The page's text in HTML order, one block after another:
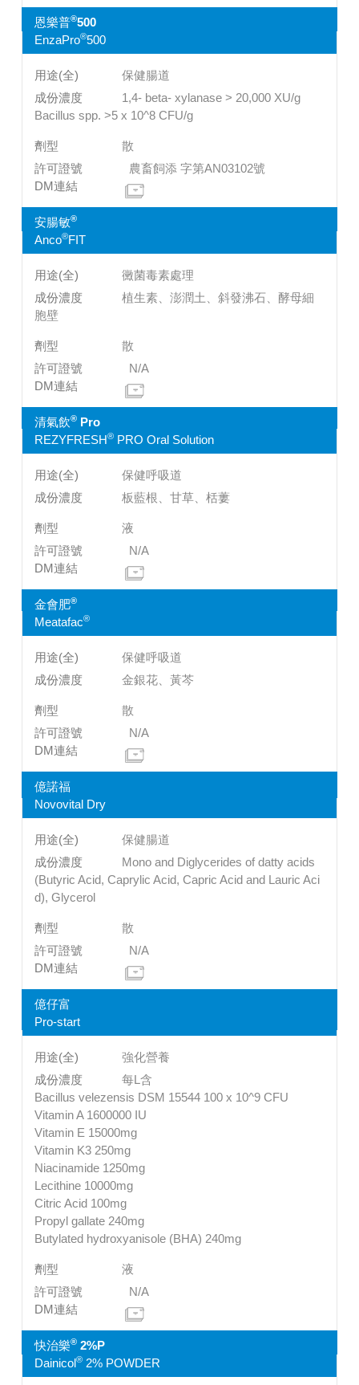
恩樂普®500
EnzaPro®500
保健腸道
1,4- beta- xylanase > 20,000 XU/g
Bacillus spp. >5 x 10^8 CFU/g
散
農畜飼添 字第AN03102號
安腸敏®
Anco®FIT
黴菌毒素處理
植生素、澎潤土、斜發沸石、酵母細
胞壁
散
N/A
清氣飲®Pro
REZYFRESH®PRO Oral Solution
保健呼吸道
板藍根、甘草、栝蔞
液
N/A
金會肥®
Meatafac®
保健呼吸道
金銀花、黃芩
散
N/A
億諾福
Novovital Dry
保健腸道
Mono and Diglycerides of datty acids
(Butyric Acid, Caprylic Acid, Capric Acid and Lauric Aci
d), Glycerol
散
N/A
億仔富
Pro-start
強化營養
每L含
Bacillus velezensis DSM 15544 100 x 10^9 CFU
Vitamin A 1600000 IU
Vitamin E 15000mg
Vitamin K3 250mg
Niacinamide 1250mg
Lecithine 10000mg
Citric Acid 100mg
Propyl gallate 240mg
Butylated hydroxyanisole (BHA) 240mg
液
N/A
快治樂®2%P
Dainicol®2% POWDER